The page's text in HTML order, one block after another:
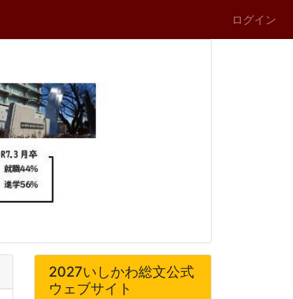
ログイン
2027いしかわ総文公式
ウェブサイト